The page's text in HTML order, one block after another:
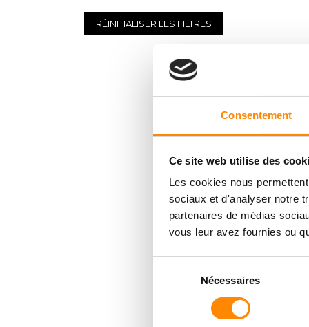
Consentement
Ce site web utilise des
Les cookies nous
sociaux et d'analyser notre
partenaires de médias
vous leur avez fournies ou
consentement
Nécessaires
RÉINITIALISER LES FILTRES